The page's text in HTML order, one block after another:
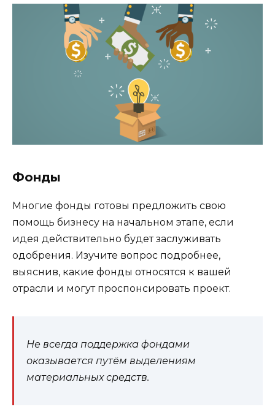
Фонды
Многие фонды готовы предложить свою
помощь бизнесу на начальном этапе, если
идея действительно будет заслуживать
одобрения. Изучите вопрос подробнее,
выяснив, какие фонды относятся к вашей
отрасли и могут проспонсировать проект.
Не всегда поддержка фондами
оказывается путём выделениям
материальных средств.